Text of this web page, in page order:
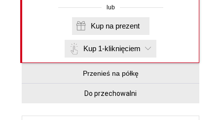
lub
Kup na prezent
Kup 1-kliknięciem
Przenieś na półkę
Do przechowalni